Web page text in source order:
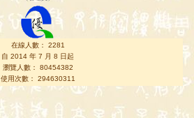
在線人數： 2281
自 2014 年 7 月 8 日起
瀏覽人數： 80454382
使用次數： 294630311